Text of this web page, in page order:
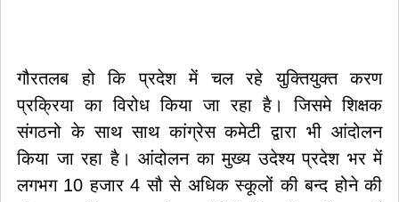
गौरतलब हो कि प्रदेश में चल रहे युक्तियुक्त करण
प्रक्रिया का विरोध किया जा रहा है। जिसमे शिक्षक
संगठनो के साथ साथ कांग्रेस कमेटी द्वारा भी आंदोलन
किया जा रहा है। आंदोलन का मुख्य उदेश्य प्रदेश भर में
लगभग 10 हजार 4 सौ से अधिक स्कूलों की बन्द होने की